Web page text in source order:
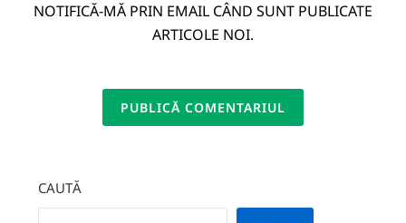
NOTIFICĂ-MĂ PRIN EMAIL CÂND SUNT PUBLICATE
ARTICOLE NOI.
CAUTĂ